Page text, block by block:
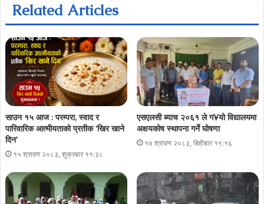
Related Articles
साउन १५ आज : परम्परा, स्वाद र
पारिवारिक आत्मीयताको प्रतीक ‘खिर खाने
दिन’
१५ श्रावण २०८३, शुक्रबार ११:३८
एसएलसी ब्याच २०६१ ले ग¥यो विद्यालयमा
अक्षयकोष स्थापना गर्ने घोषणा
१४ श्रावण २०८३, बिहीबार १९:१६